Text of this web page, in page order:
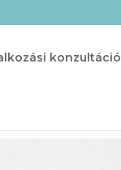
konzultáció